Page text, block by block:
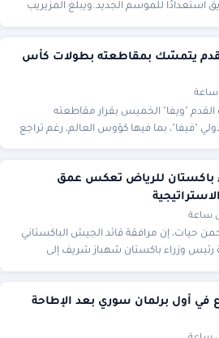
استعدادًا للموسم الجديد.ويبلغ المزيريب
القدم يتمسّك بمقاطعته بطولات كأس
ساعة
القدم "ويفا" الخميس بقرار مقاطعته
"فيفا"، بما فيها كؤوس العالم، رغم تراجع
باكستان للرياض تعكس عمق
ساعة
حيات، إن مرافقة قائد الجيش الباكستاني
رئيس وزراء باكستان شهباز شريف إلى
في أول برلمان سوري بعد الإطاحة